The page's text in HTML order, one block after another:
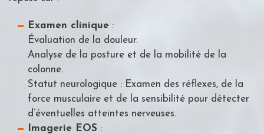
Examen clinique :
Évaluation de la douleur.
Analyse de la posture et de la mobilité de la
colonne.
Statut neurologique : Examen des réflexes, de la
force musculaire et de la sensibilité pour détecter
d’éventuelles atteintes nerveuses.
Imagerie EOS :